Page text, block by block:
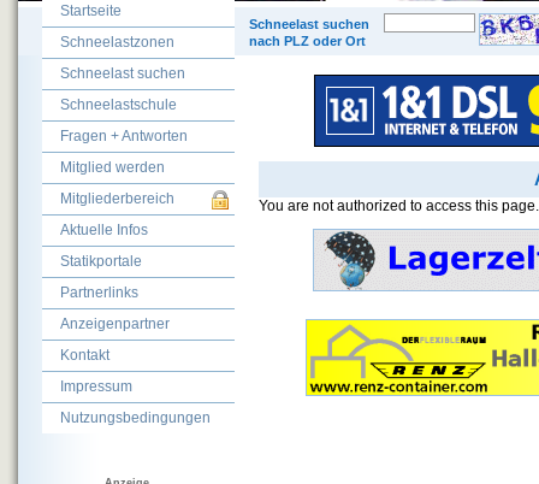
You are not authorized to access this page.
Schneelast suchen
nach PLZ oder Ort
Startseite
Schneelastzonen
Schneelast suchen
Schneelastschule
Fragen + Antworten
Mitglied werden
Mitgliederbereich
Aktuelle Infos
Statikportale
Partnerlinks
Anzeigenpartner
Kontakt
Impressum
Nutzungsbedingungen
©